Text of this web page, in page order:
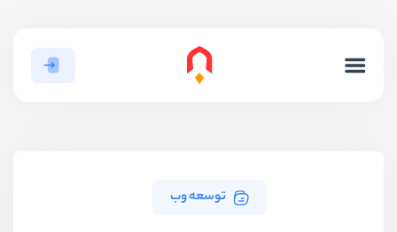
توسعه وب